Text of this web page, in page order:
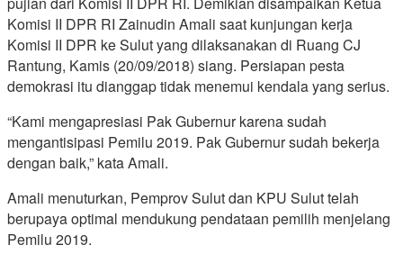
Komisi II DPR RI Zainudin Amali saat kunjungan kerja
Komisi II DPR ke Sulut yang dilaksanakan di Ruang CJ
Rantung, Kamis (20/09/2018) siang. Persiapan pesta
demokrasi itu dianggap tidak menemui kendala yang serius.
“Kami mengapresiasi Pak Gubernur karena sudah
mengantisipasi Pemilu 2019. Pak Gubernur sudah bekerja
dengan baik,” kata Amali.
Amali menuturkan, Pemprov Sulut dan KPU Sulut telah
berupaya optimal mendukung pendataan pemilih menjelang
Pemilu 2019.